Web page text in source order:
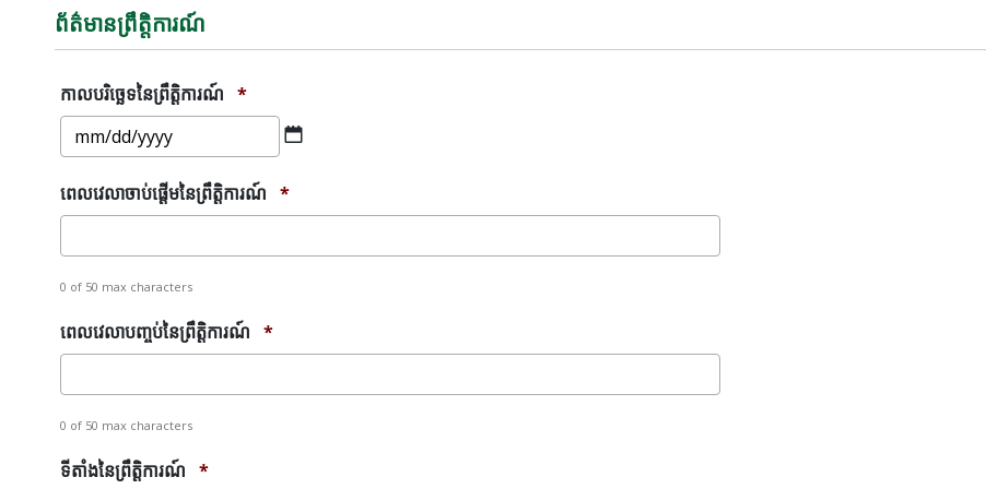
ព័ត៌មានព្រឹត្តិការណ៍
កាលបរិច្ឆេទ​នៃ​ព្រឹត្តិការណ៍ *
MM
ពេលវេលាចាប់ផ្តើមនៃព្រឹត្តិការណ៍ *
0 of 50 max characters
ពេលវេលាបញ្ចប់នៃព្រឹត្តិការណ៍ *
0 of 50 max characters
ទីតាំងនៃព្រឹត្តិការណ៍ *